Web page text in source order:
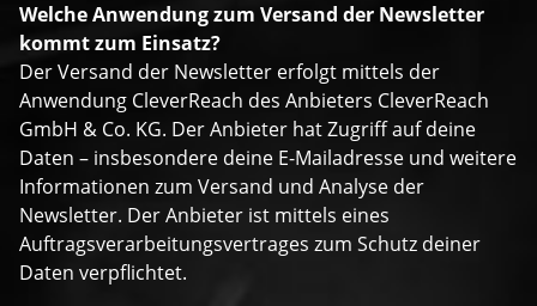
Welche Anwendung zum Versand der Newsletter
kommt zum Einsatz?
Der Versand der Newsletter erfolgt mittels der
Anwendung CleverReach des Anbieters CleverReach
GmbH & Co. KG. Der Anbieter hat Zugriff auf deine
Daten – insbesondere deine E-Mailadresse und weitere
Informationen zum Versand und Analyse der
Newsletter. Der Anbieter ist mittels eines
Auftragsverarbeitungsvertrages zum Schutz deiner
Daten verpflichtet.